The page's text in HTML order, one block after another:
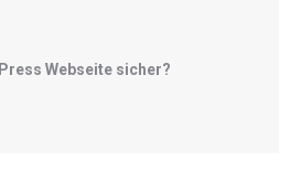
Webseite sicher?